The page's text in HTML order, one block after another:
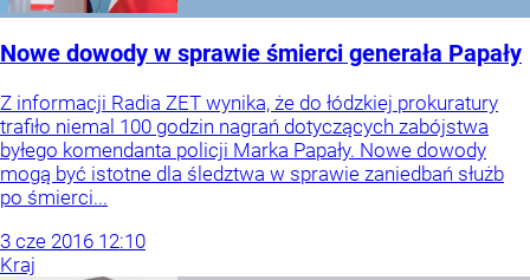
Nowe dowody w sprawie śmierci generała Papały
Z informacji Radia ZET wynika, że do łódzkiej prokuratury
trafiło niemal 100 godzin nagrań dotyczących zabójstwa
byłego komendanta policji Marka Papały. Nowe dowody
mogą być istotne dla śledztwa w sprawie zaniedbań służb
po śmierci...
3 cze 2016 12:10
Kraj